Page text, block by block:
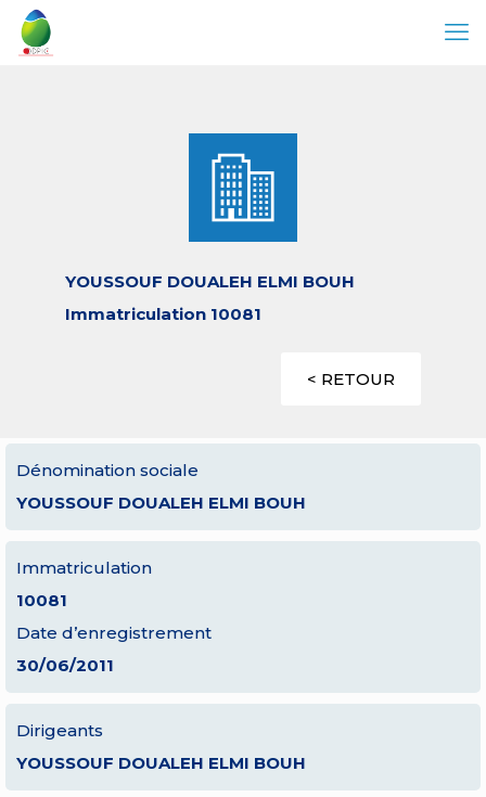
YOUSSOUF DOUALEH ELMI BOUH
Immatriculation 10081
< RETOUR
Dénomination sociale
YOUSSOUF DOUALEH ELMI BOUH
Immatriculation
10081
Date d’enregistrement
30/06/2011
Dirigeants
YOUSSOUF DOUALEH ELMI BOUH